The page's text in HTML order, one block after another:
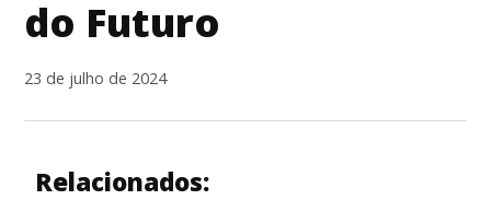
do Futuro
23 de julho de 2024
Relacionados: